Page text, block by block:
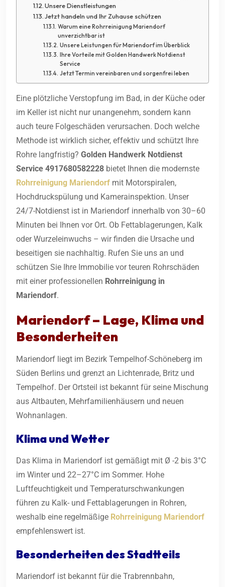
Unsere Dienstleistungen
Jetzt handeln und Ihr Zuhause schützen
Warum eine Rohrreinigung Mariendorf
unverzichtbar ist
Unsere Leistungen für Mariendorf im Überblick
Ihre Vorteile mit Golden Handwerk Notdienst
Service
Jetzt Termin vereinbaren und sorgenfrei leben
Eine plötzliche Verstopfung im Bad, in der Küche oder
im Keller ist nicht nur unangenehm, sondern kann
auch teure Folgeschäden verursachen. Doch welche
Methode ist wirklich sicher, effektiv und schützt Ihre
Rohre langfristig? Golden Handwerk Notdienst
Service 4917680582228 bietet Ihnen die modernste
Rohrreinigung Mariendorf mit Motorspiralen,
Hochdruckspülung und Kamerainspektion. Unser
24/7-Notdienst ist in Mariendorf innerhalb von 30–60
Minuten bei Ihnen vor Ort. Ob Fettablagerungen, Kalk
oder Wurzeleinwuchs – wir finden die Ursache und
beseitigen sie nachhaltig. Rufen Sie uns an und
schützen Sie Ihre Immobilie vor teuren Rohrschäden
mit einer professionellen Rohrreinigung in
Mariendorf.
Mariendorf – Lage, Klima und
Besonderheiten
Mariendorf liegt im Bezirk Tempelhof-Schöneberg im
Süden Berlins und grenzt an Lichtenrade, Britz und
Tempelhof. Der Ortsteil ist bekannt für seine Mischung
aus Altbauten, Mehrfamilienhäusern und neuen
Wohnanlagen.
Klima und Wetter
Das Klima in Mariendorf ist gemäßigt mit Ø -2 bis 3°C
im Winter und 22–27°C im Sommer. Hohe
Luftfeuchtigkeit und Temperaturschwankungen
führen zu Kalk- und Fettablagerungen in Rohren,
weshalb eine regelmäßige Rohrreinigung Mariendorf
empfehlenswert ist.
Besonderheiten des Stadtteils
Mariendorf ist bekannt für die Trabrennbahn,